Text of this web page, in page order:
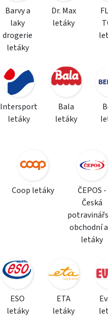
Barvy a
laky
drogerie
letáky
Dr. Max
letáky
Intersport
letáky
Bala
letáky
Coop letáky
ČEPOS -
Česká
obchodní
letáky
ESO
letáky
ETA
letáky